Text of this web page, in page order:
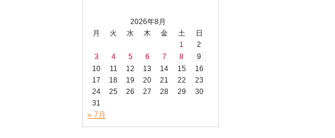
2026年8月
月
火 水 木 金 土
日
1
2
3
4 5 6 7 8
9
10
11 12 13 14 15
16
17
18 19 20 21 22
23
24
25 26 27 28 29
30
31
« 7月